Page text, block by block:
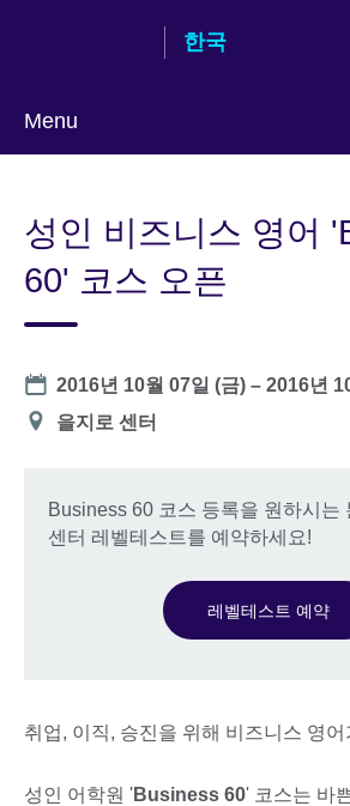
content
한국
Menu
성인 비즈니스 영어
60' 코스 오픈
Date
2016년 10월 07일 (금) –2016년
장
을지로 센터
Business 60 코스 등록을 원하시는
센터 레벨테스트를 예약하세요!
레벨테스트 예약
취업, 이직, 승진을 위해 비즈니스 영
성인 어학원 'Business 60' 코스는 바